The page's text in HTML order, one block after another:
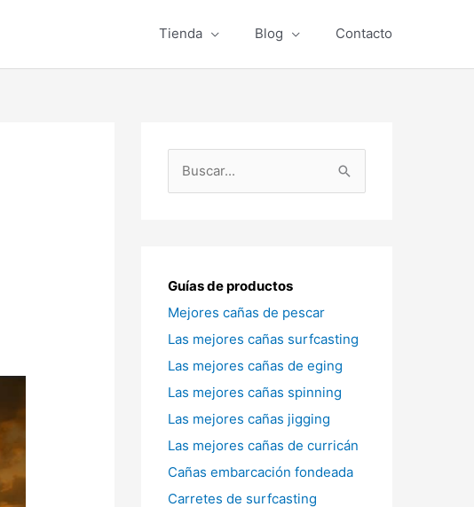
Tienda Blog Contacto
r
p
o
r
:
Guías de productos
Mejores cañas de pescar
Las mejores cañas surfcasting
Las mejores cañas de eging
Las mejores cañas spinning
Las mejores cañas jigging
Las mejores cañas de curricán
Cañas embarcación fondeada
Carretes de surfcasting